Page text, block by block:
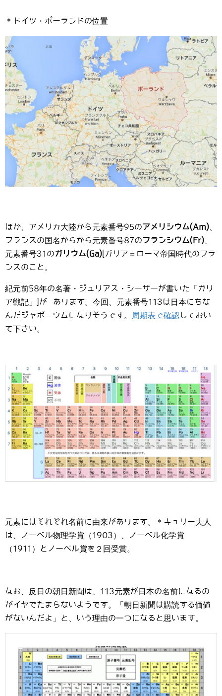
＊ドイツ・ポーランドの位置
ほか、アメリカ大陸から元素番号95のアメリシウム(Am)
フランスの国名からから元素番号87のフランシウム(Fr)
元素番号31のガリウム(Ga) [ガリア＝ローマ帝国時代のフラ
ンスのこと。
紀元前58年の名著・ジュリアス・シーザーが書いた「ガリ
ア戦記」]が あります。今回、元素番号113は日本にちな
んだジャポニウムになりそうです。
周期表で確認しておい
て下さい。
元素にはそれぞれ名前に由来があります。＊キュリー夫人
は、ノーベル物理学賞（1903）、ノーベル化学賞
（1911）とノーベル賞を２回受賞。
なお、反日の朝日新聞は、113元素が日本の名前になるの
がイヤでたまらないようです。「朝日新聞は購読する価値
がないんだよ」と、いう理由の一つになると思います。